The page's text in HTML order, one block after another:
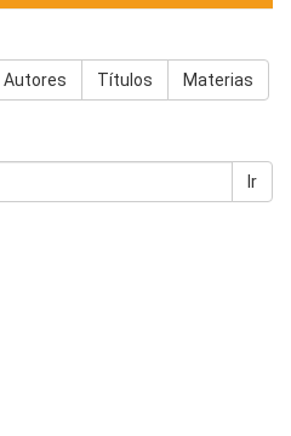
Autores Títulos Materias
Ir